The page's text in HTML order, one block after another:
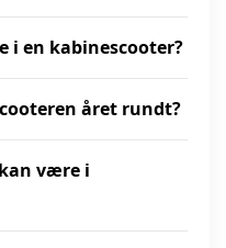
i en kabinescooter?
året rundt?
være i